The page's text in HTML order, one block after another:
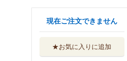
現在ご注文できません
★お気に入りに追加
赤ずきんチャチャ